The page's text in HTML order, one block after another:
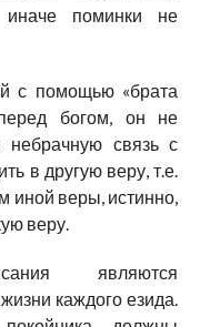
иначе поминки не
с помощью «брата
богом, он не
связь с
в другую веру, т.е.
иной веры, истинно,
веру.
являются
каждого езида.